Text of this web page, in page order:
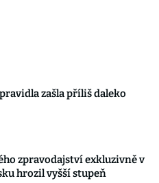
zašla příliš daleko
zpravodajství exkluzivně v
hrozil vyšší stupeň